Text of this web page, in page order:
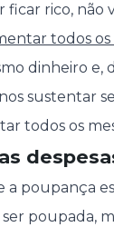
ficar rico, não
todos os
dinheiro
sustentar
todos os
poupança
poupada,